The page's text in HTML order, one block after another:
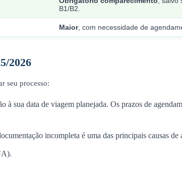
B1/B2.
Maior, com necessidade de
2026
seu processo:
à sua data de viagem planejada. Os prazos de
incompleta é uma das principais causas de